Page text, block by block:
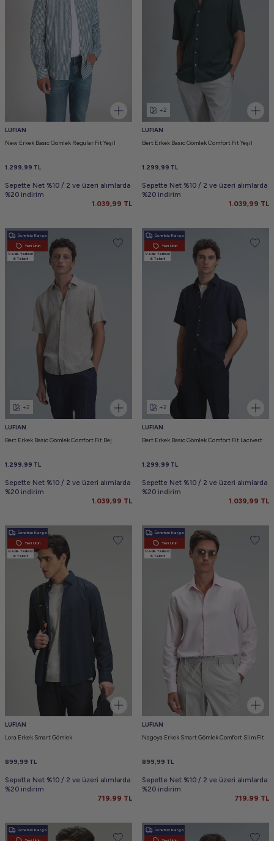
LUFIAN
New Erkek Basic Gömlek Regular Fit Yeşil
1.299,99 TL
Sepette Net %10 / 2 ve üzeri alımlarda
%20 indirim
1.039,99 TL
+2
LUFIAN
Bert Erkek Basic Gömlek Comfort Fit Yeşil
1.299,99 TL
Sepette Net %10 / 2 ve üzeri alımlarda
%20 indirim
1.039,99 TL
Ücretsiz Kargo
Yeni Ürün
Vade farksız
6 Taksit
+2
LUFIAN
Bert Erkek Basic Gömlek Comfort Fit Bej
1.299,99 TL
Sepette Net %10 / 2 ve üzeri alımlarda
%20 indirim
1.039,99 TL
Ücretsiz Kargo
Yeni Ürün
Vade farksız
6 Taksit
+2
LUFIAN
Bert Erkek Basic Gömlek Comfort Fit Lacivert
1.299,99 TL
Sepette Net %10 / 2 ve üzeri alımlarda
%20 indirim
1.039,99 TL
Ücretsiz Kargo
Yeni Ürün
Vade farksız
6 Taksit
LUFIAN
Lora Erkek Smart Gömlek
899,99 TL
Sepette Net %10 / 2 ve üzeri alımlarda
%20 indirim
719,99 TL
Ücretsiz Kargo
Yeni Ürün
Vade farksız
6 Taksit
LUFIAN
Nagoya Erkek Smart Gömlek Comfort Slim Fit
899,99 TL
Sepette Net %10 / 2 ve üzeri alımlarda
%20 indirim
719,99 TL
Ücretsiz Kargo Ücretsiz Kargo